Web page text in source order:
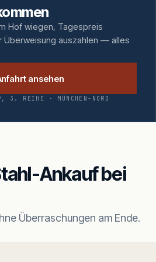
Hof wiegen, Tagespreis
Überweisung auszahlen — alles
ansehen
3. REIHE · MÜNCHEN-NORD
Ankauf bei
Überraschungen am Ende.